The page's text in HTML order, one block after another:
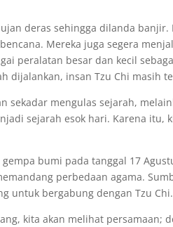
deras sehingga dilanda
Mereka juga segera
peralatan besar dan kecil
dijalankan, insan Tzu Chi masih
sekadar mengulas sejarah,
sejarah esok hari. Karena itu,
bumi pada tanggal 17
perbedaan agama.
untuk bergabung dengan Tzu Chi.
kita akan melihat persamaan;